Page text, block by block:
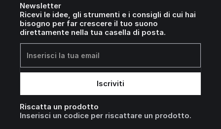
Newsletter
Ricevi le idee, gli strumenti e i consigli di cui hai
bisogno per far crescere il tuo suono
direttamente nella tua casella di posta.
Riscatta un prodotto
Inserisci un codice per riscattare un prodotto.